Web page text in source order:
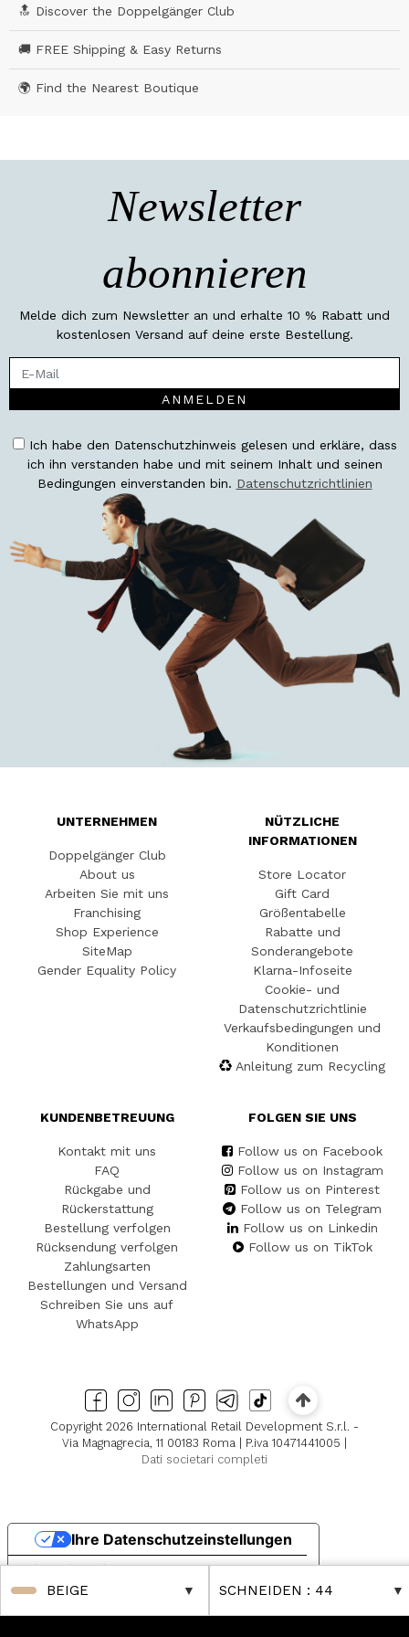
BEIGE SCHNEIDEN : 44
🔝 Discover the Doppelgänger Club
🚚 FREE Shipping & Easy Returns
🌍 Find the Nearest Boutique
Newsletter
abonnieren
Melde dich zum Newsletter an und erhalte 10 % Rabatt und
kostenlosen Versand auf deine erste Bestellung.
ANMELDEN
Ich habe den Datenschutzhinweis gelesen und erkläre, dass
ich ihn verstanden habe und mit seinem Inhalt und seinen
Bedingungen einverstanden bin. Datenschutzrichtlinien
UNTERNEHMEN
Doppelgänger Club
About us
Arbeiten Sie mit uns
Franchising
Shop Experience
SiteMap
Gender Equality Policy
NÜTZLICHE
INFORMATIONEN
Store Locator
Gift Card
Größentabelle
Rabatte und
Sonderangebote
Klarna-Infoseite
Cookie- und
Datenschutzrichtlinie
Verkaufsbedingungen und
Konditionen
Anleitung zum Recycling
KUNDENBETREUUNG
Kontakt mit uns
FAQ
Rückgabe und
Rückerstattung
Bestellung verfolgen
Rücksendung verfolgen
Zahlungsarten
Bestellungen und Versand
Schreiben Sie uns auf
WhatsApp
FOLGEN SIE UNS
Follow us on Facebook
Follow us on Instagram
Follow us on Pinterest
Follow us on Telegram
Follow us on Linkedin
Follow us on TikTok
Copyright 2026 International Retail Development S.r.l. -
Via Magnagrecia, 11 00183 Roma | P.iva 10471441005 |
Dati societari completi
Hinweis bei Erhebung
Ihre Datenschutzeinstellungen